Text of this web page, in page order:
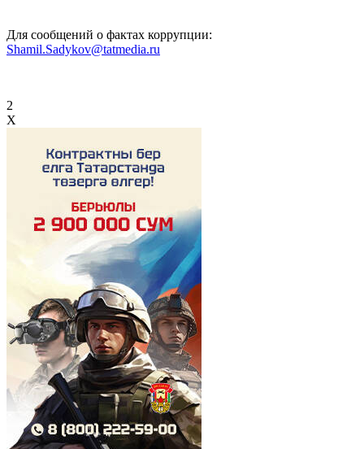
Для сообщений о фактах коррупции:
Shamil.Sadykov@tatmedia.ru
2
X